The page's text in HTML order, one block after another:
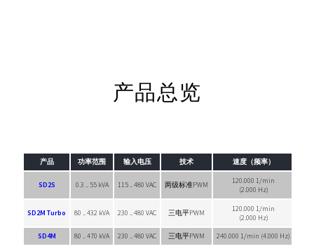
产品总览
产品 功率范围 输入电压 技术 速度（频率）
SD2S 0.3 .. 55 kVA 115 .. 480 VAC 两级标准PWM
120.000 1/min
(2.000 Hz)
SD2M Turbo 80 .. 432 kVA 230 .. 480 VAC 三电平PWM
120.000 1/min
(2.000 Hz)
SD4M
80 .. 470 kVA 230 .. 480 VAC 三电平PWM 240.000 1/min (4.000 Hz)